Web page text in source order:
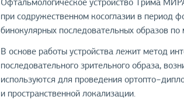
Офтальмологическое устройство Трима
при содружественном косоглазии в период
бинокулярных последовательных образов
В основе работы устройства лежит метод
последовательного зрительного образа,
используются для проведения
и пространственной локализации.